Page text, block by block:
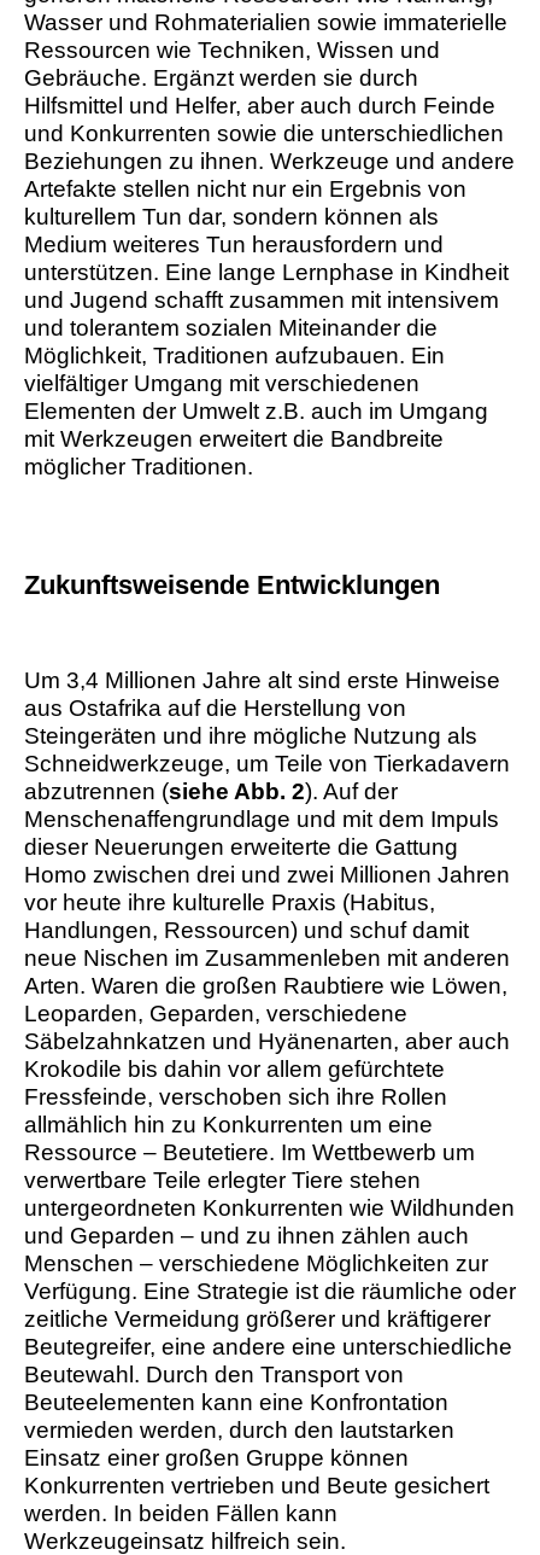
Wasser und Rohmaterialien sowie immaterielle
Ressourcen wie Techniken, Wissen und
Gebräuche. Ergänzt werden sie durch
Hilfsmittel und Helfer, aber auch durch Feinde
und Konkurrenten sowie die unterschiedlichen
Beziehungen zu ihnen. Werkzeuge und andere
Artefakte stellen nicht nur ein Ergebnis von
kulturellem Tun dar, sondern können als
Medium weiteres Tun herausfordern und
unterstützen. Eine lange Lernphase in Kindheit
und Jugend schafft zusammen mit intensivem
und tolerantem sozialen Miteinander die
Möglichkeit, Traditionen aufzubauen. Ein
vielfältiger Umgang mit verschiedenen
Elementen der Umwelt z.B. auch im Umgang
mit Werkzeugen erweitert die Bandbreite
möglicher Traditionen.
Zukunftsweisende Entwicklungen
Um 3,4 Millionen Jahre alt sind erste Hinweise
aus Ostafrika auf die Herstellung von
Steingeräten und ihre mögliche Nutzung als
Schneidwerkzeuge, um Teile von Tierkadavern
abzutrennen (siehe Abb. 2). Auf der
Menschenaffengrundlage und mit dem Impuls
dieser Neuerungen erweiterte die Gattung
Homo zwischen drei und zwei Millionen Jahren
vor heute ihre kulturelle Praxis (Habitus,
Handlungen, Ressourcen) und schuf damit
neue Nischen im Zusammenleben mit anderen
Arten. Waren die großen Raubtiere wie Löwen,
Leoparden, Geparden, verschiedene
Säbelzahnkatzen und Hyänenarten, aber auch
Krokodile bis dahin vor allem gefürchtete
Fressfeinde, verschoben sich ihre Rollen
allmählich hin zu Konkurrenten um eine
Ressource – Beutetiere. Im Wettbewerb um
verwertbare Teile erlegter Tiere stehen
untergeordneten Konkurrenten wie Wildhunden
und Geparden – und zu ihnen zählen auch
Menschen – verschiedene Möglichkeiten zur
Verfügung. Eine Strategie ist die räumliche oder
zeitliche Vermeidung größerer und kräftigerer
Beutegreifer, eine andere eine unterschiedliche
Beutewahl. Durch den Transport von
Beuteelementen kann eine Konfrontation
vermieden werden, durch den lautstarken
Einsatz einer großen Gruppe können
Konkurrenten vertrieben und Beute gesichert
werden. In beiden Fällen kann
Werkzeugeinsatz hilfreich sein.